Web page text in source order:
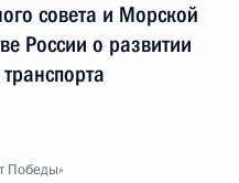
совета и Морской
России о развитии
Победы»